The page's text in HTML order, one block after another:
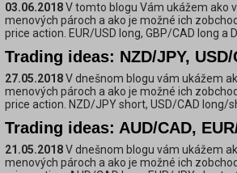
03.06.2018V tomto blogu Vám ukážem ako
menových pároch a ako je možné ich
price action. EUR/USD long, GBP/CAD long a
Trading ideas: NZD/JPY, USD/
27.05.2018V dnešnom blogu vám ukážem
menových pároch a ako je možné ich
price action. NZD/JPY short, USD/CAD long/
Trading ideas: AUD/CAD,
21.05.2018V dnešnom blogu vám ukážem
menových pároch a ako je možné ich